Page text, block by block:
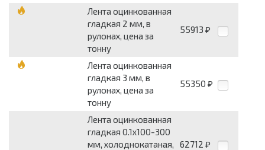
Лента оцинкованная
гладкая 2 мм, в
рулонах, цена за
тонну
55913 ₽
Лента оцинкованная
гладкая 3 мм, в
рулонах, цена за
тонну
55350 ₽
Лента оцинкованная
гладкая 0.1x100-300
мм, холоднокатаная,
62712 ₽